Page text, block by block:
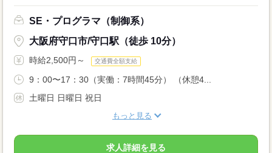
SE・プログラマ（制御系）
大阪府守口市/守口駅（徒歩 10分）
時給2,500円～ 交通費全額支給
9：00〜17：30（実働：7時間45分） （休憩4...
土曜日 日曜日 祝日
もっと見る
求人詳細を見る